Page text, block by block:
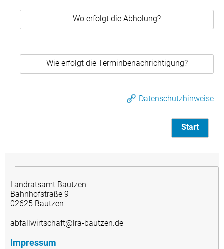
Wo erfolgt die Abholung?
Wie erfolgt die Terminbenachrichtigung?
Datenschutzhinweise
Start
Landratsamt Bautzen
Bahnhofstraße 9
02625 Bautzen
abfallwirtschaft@lra-bautzen.de
Impressum